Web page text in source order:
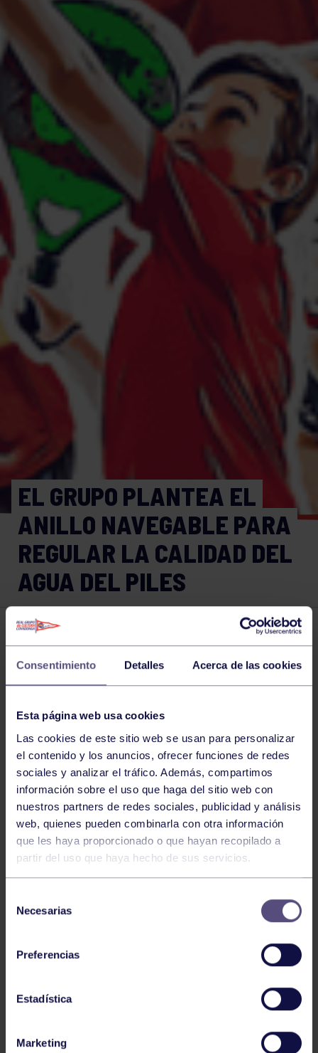
Consentimiento Detalles Acerca de las cookies
Esta página web usa cookies
Las cookies de este sitio web se usan para personalizar
el contenido y los anuncios, ofrecer funciones de redes
sociales y analizar el tráfico. Además, compartimos
información sobre el uso que haga del sitio web con
nuestros partners de redes sociales, publicidad y análisis
web, quienes pueden combinarla con otra información
que les haya proporcionado o que hayan recopilado a
partir del uso que haya hecho de sus servicios.
Necesarias
Preferencias
Estadística
Marketing
EL GRUPO PLANTEA EL
ANILLO NAVEGABLE PARA
REGULAR LA CALIDAD DEL
AGUA DEL PILES
Comparte
NOTICIAS RELACIONADAS
Piragüismo 06 Ago 2026
CÉSAR ÁLVAREZ CONQUISTA EL MINI